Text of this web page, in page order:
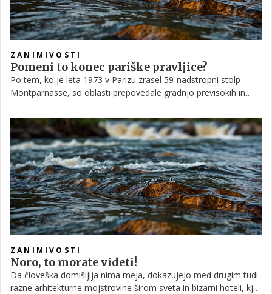
ZANIMIVOSTI
Pomeni to konec pariške pravljice?
Po tem, ko je leta 1973 v Parizu zrasel 59-nadstropni stolp
Montparnasse, so oblasti prepovedale gradnjo previsokih in
najlepših in najbolj romantičnih mest le bogatejše za 180
metrov visok nebotičnik, ki bo tako postal tretja najvišja stavba
v Parizu.
ZANIMIVOSTI
Noro, to morate videti!
Da človeška domišljija nima meja, dokazujejo med drugim tudi
razne arhitekturne mojstrovine širom sveta in bizarni hoteli, kjer